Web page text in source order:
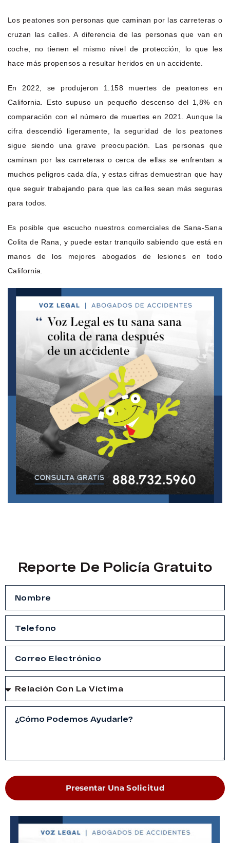
Los peatones son personas que caminan por las carreteras o
cruzan las calles. A diferencia de las personas que van en
coche, no tienen el mismo nivel de protección, lo que les
hace más propensos a resultar heridos en un accidente.
En 2022, se produjeron 1.158 muertes de peatones en
California. Esto supuso un pequeño descenso del 1,8% en
comparación con el número de muertes en 2021. Aunque la
cifra descendió ligeramente, la seguridad de los peatones
sigue siendo una grave preocupación. Las personas que
caminan por las carreteras o cerca de ellas se enfrentan a
muchos peligros cada día, y estas cifras demuestran que hay
que seguir trabajando para que las calles sean más seguras
para todos.
Es posible que escucho nuestros comerciales de Sana-Sana
Colita de Rana, y puede estar tranquilo sabiendo que está en
manos de los mejores abogados de lesiones en todo
California.
Reporte De Policía Gratuito
Presentar Una Solicitud